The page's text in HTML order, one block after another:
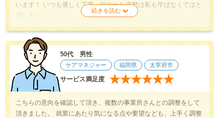
います！ いつも優しく丁寧、細やかな姿勢は私も学ばなくてはと
50代 男性
ケアマネジャー 福岡県 太宰府市
サービス満足度 ★★★★★★
こちらの意向を確認して頂き、複数の事業所さんとの調整をして
頂きました。 就業にあたり気になる点や要望なども、上手く調整